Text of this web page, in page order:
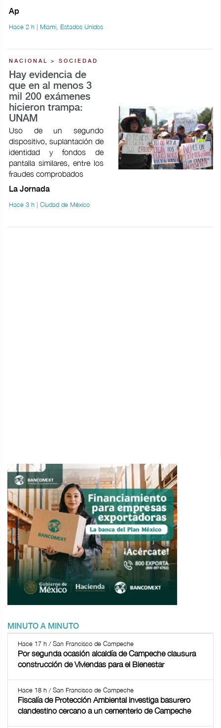
Ap
Hace 2 h | Miami, Estados Unidos
NACIONAL > SOCIEDAD
Hay evidencia de
que en al menos 3
mil 200 exámenes
hicieron trampa:
UNAM
Uso de un segundo
dispositivo, suplantación de
identidad y fondos de
pantalla similares, entre los
fraudes comprobados
La Jornada
Hace 3 h | Ciudad de México
MINUTO A MINUTO
Hace 17 h / San Francisco de Campeche
Por segunda ocasión alcaldía de Campeche clausura
construcción de Viviendas para el Bienestar
Hace 18 h / San Francisco de Campeche
Fiscalía de Protección Ambiental investiga basurero
clandestino cercano a un cementerio de Campeche